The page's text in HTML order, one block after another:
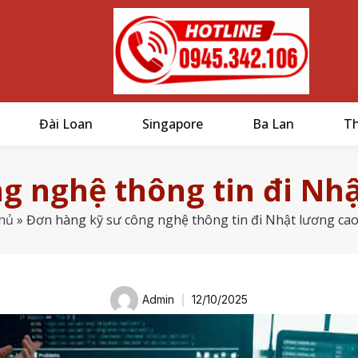
Đài Loan Singapore Ba Lan
nghệ thông tin đi
» Đơn hàng kỹ sư công nghệ thông tin đi Nhật lương
Admin 12/10/2025